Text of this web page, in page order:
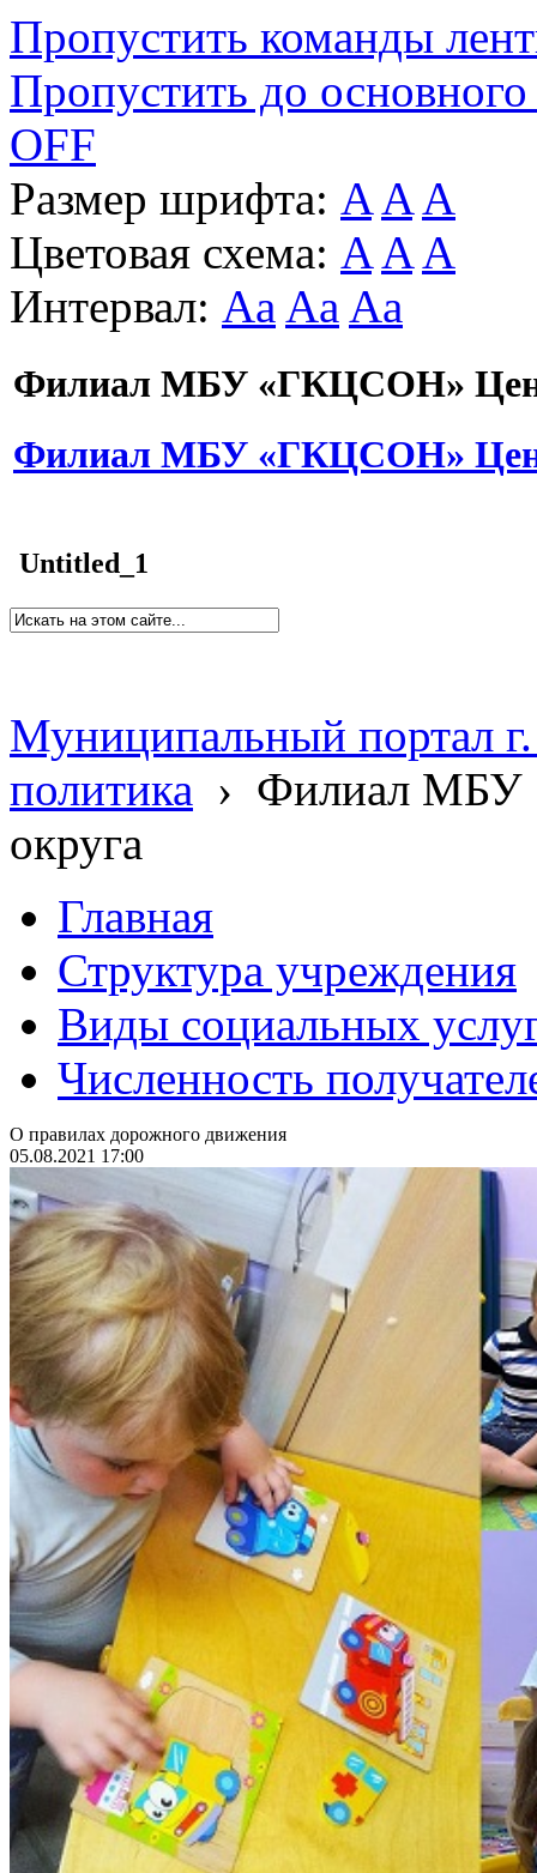
Пропустить команды
Пропустить до основного
OFF
Размер шрифта: A A A
Цветовая схема: A A A
Интервал: Aa Aa Aa
Филиал МБУ «ГКЦСОН»
Филиал МБУ «ГКЦСОН»
Untitled_1
Муниципальный портал
политика › Филиал МБУ
округа
Главная
Структура учреждения
Виды социальных
Численность
О правилах дорожного движения
05.08.2021 17:00